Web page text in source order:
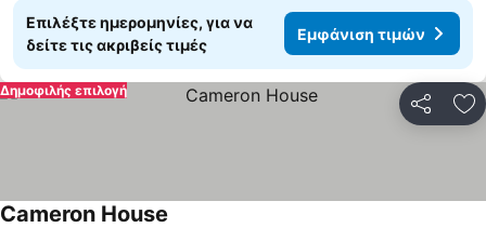
Επιλέξτε ημερομηνίες, για να
δείτε τις ακριβείς τιμές
Εμφάνιση τιμών
Δημοφιλής επιλογή
Cameron House